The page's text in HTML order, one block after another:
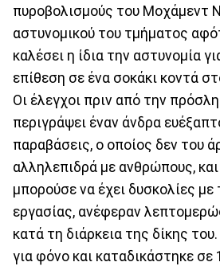
πυροβολισμούς του Μοχάμεντ
αστυνομικού του τμήματος
καλέσει η ίδια την αστυνομία
επίθεση σε ένα σοκάκι κοντά
Οι έλεγχοι πριν από την
περιγράψει έναν άνδρα
παραβάσεις, ο οποίος δεν του
αλληλεπιδρά με ανθρώπους,
μπορούσε να έχει δυσκολίες με
εργασίας, ανέφεραν
κατά τη διάρκεια της δίκης
για φόνο και καταδικάστηκε σε